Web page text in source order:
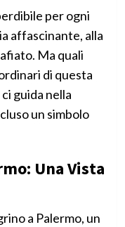
per ogni
affascinante, alla
Ma quali
di questa
guida nella
un simbolo
Una Vista
a Palermo, un